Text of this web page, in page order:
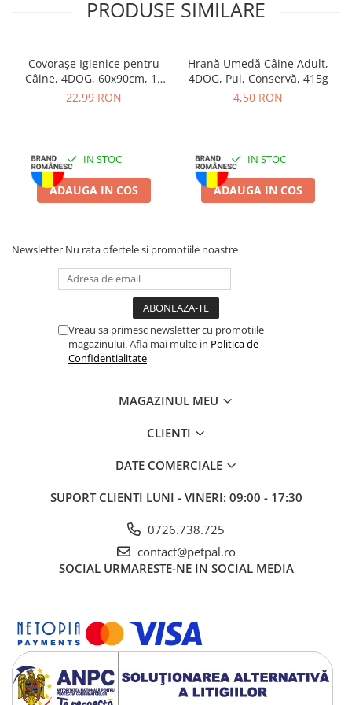
Batoane Rozătoare
Cuști Rozătoare
Hrană
Hrană Pești
Hrană Broaște Țestoase
Tratament Apă
PRODUSE SIMILARE
Covorașe Igienice pentru
Câine, 4DOG, 60x90cm, 10
bucăți
22,99 RON
IN STOC
ADAUGA IN COS
Hrană Umedă Câine Adult,
4DOG, Pui, Conservă, 415g
4,50 RON
IN STOC
ADAUGA IN COS
Newsletter Nu rata ofertele si promotiile noastre
Vreau sa primesc newsletter cu promotiile
magazinului. Afla mai multe in Politica de
Confidentialitate
MAGAZINUL MEU
CLIENTI
DATE COMERCIALE
SUPORT CLIENTI LUNI - VINERI: 09:00 - 17:30
0726.738.725
contact@petpal.ro
SOCIAL URMARESTE-NE IN SOCIAL MEDIA